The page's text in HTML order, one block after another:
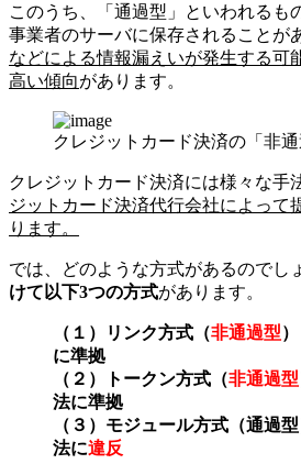
このうち、「通過型」といわれるも
事業者のサーバに保存されることが
などによる情報漏えいが発生する可
高い傾向があります。
クレジットカード決済の「非
クレジットカード決済には様々な手
ジットカード決済代行会社によって
ります。
では、どのような方式があるのでし
けて以下3つの方式があります。
（１）リンク方式（非通過型
に準拠
（２）トークン方式（非通過型
法に準拠
（３）モジュール方式（通過
法に違反